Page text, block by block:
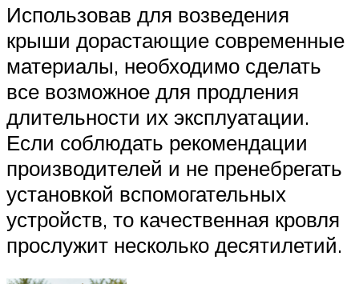
Использовав для возведения
крыши дорастающие современные
материалы, необходимо сделать
все возможное для продления
длительности их эксплуатации.
Если соблюдать рекомендации
производителей и не пренебрегать
установкой вспомогательных
устройств, то качественная кровля
прослужит несколько десятилетий.